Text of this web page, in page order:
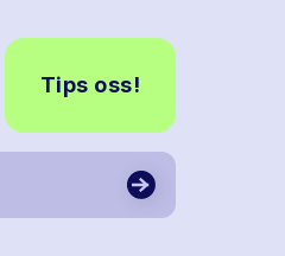
Tips oss!